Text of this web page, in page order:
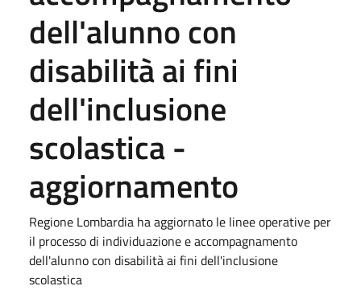
dell'alunno con
disabilità ai fini
dell'inclusione
scolastica -
aggiornamento
Regione Lombardia ha aggiornato le linee operative per
il processo di individuazione e accompagnamento
dell'alunno con disabilità ai fini dell'inclusione
scolastica